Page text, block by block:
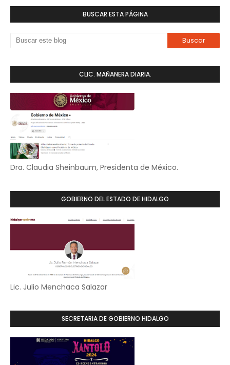
BUSCAR ESTA PÁGINA
CLIC. MAÑANERA DIARIA.
Dra. Claudia Sheinbaum, Presidenta de México.
GOBIERNO DEL ESTADO DE HIDALGO
Lic. Julio Menchaca Salazar
SECRETARIA DE GOBIERNO HIDALGO